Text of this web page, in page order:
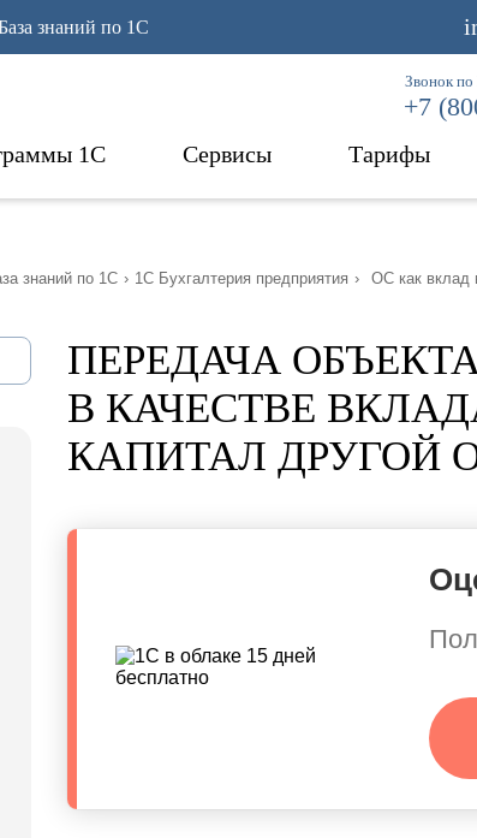
знаний по 1С
Звонок
+7
1С Сервисы Тарифы
знаний по 1С › 1С Бухгалтерия предприятия › ОС как вклад
ПЕРЕДАЧА
В КАЧЕСТВЕ
КАПИТАЛ ДРУГОЙ